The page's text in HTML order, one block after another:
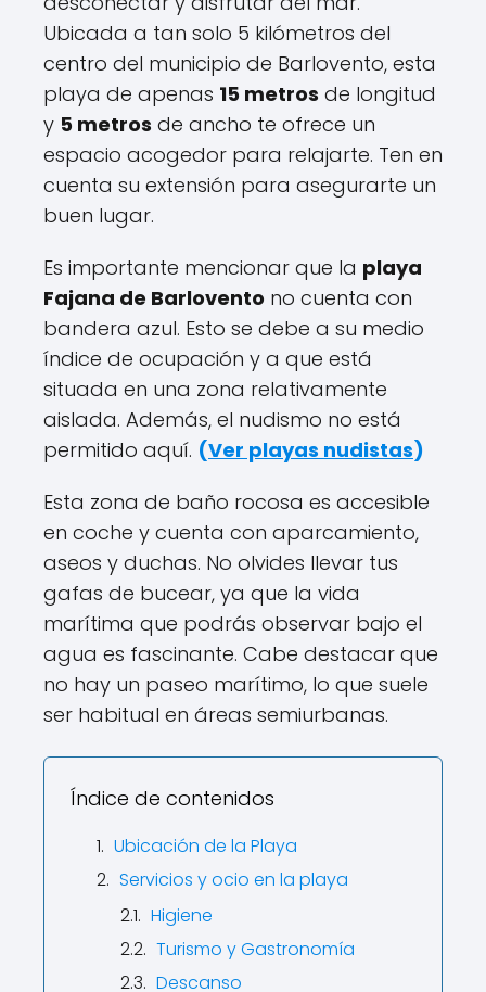
Ubicada a tan solo 5 kilómetros del
centro del municipio de Barlovento, esta
playa de apenas 15 metros de longitud
y 5 metros de ancho te ofrece un
espacio acogedor para relajarte. Ten en
cuenta su extensión para asegurarte un
buen lugar.
Es importante mencionar que la playa
Fajana de Barlovento no cuenta con
bandera azul. Esto se debe a su medio
índice de ocupación y a que está
situada en una zona relativamente
aislada. Además, el nudismo no está
permitido aquí. (Ver playas nudistas)
Esta zona de baño rocosa es accesible
en coche y cuenta con aparcamiento,
aseos y duchas. No olvides llevar tus
gafas de bucear, ya que la vida
marítima que podrás observar bajo el
agua es fascinante. Cabe destacar que
no hay un paseo marítimo, lo que suele
ser habitual en áreas semiurbanas.
Índice de contenidos
Ubicación de la Playa
Servicios y ocio en la playa
Higiene
Turismo y Gastronomía
Descanso